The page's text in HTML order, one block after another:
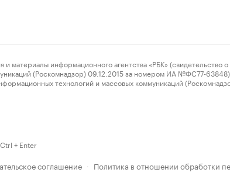
информационного агентства «РБК» (свидетельство о
(Роскомнадзор) 09.12.2015 за номером ИА №ФС77-63848)
технологий и массовых коммуникаций
+ Enter
соглашение · Политика в отношении обработки